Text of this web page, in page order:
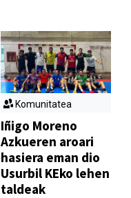
Komunitatea
Iñigo Moreno
Azkueren aroari
hasiera eman dio
Usurbil KEko lehen
taldeak